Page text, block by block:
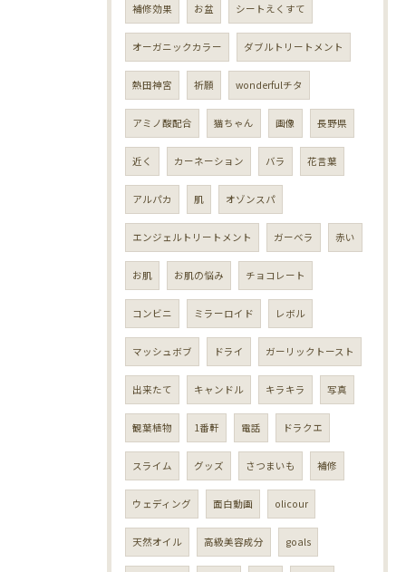
補修効果 お盆 シートえくすて
オーガニックカラー ダブルトリートメント
熱田神宮 祈願 wonderfulチタ
アミノ酸配合 猫ちゃん 画像 長野県
近く カーネーション バラ 花言葉
アルパカ 肌 オゾンスパ
エンジェルトリートメント ガーベラ 赤い
お肌 お肌の悩み チョコレート
コンビニ ミラーロイド レボル
マッシュボブ ドライ ガーリックトースト
出来たて キャンドル キラキラ 写真
観葉植物 1番軒 電話 ドラクエ
スライム グッズ さつまいも 補修
ウェディング 面白動画 olicour
天然オイル 高級美容成分 goals